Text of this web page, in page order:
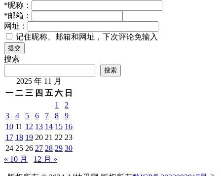
*昵称：
*邮箱：
网址：
记住昵称、邮箱和网址，下次评论免输入
提交
搜索
搜索
2025 年 11 月
一 二 三 四 五 六 日
1
2
3
4 5 6 7 8
9
10 11 12 13 14 15 16
17 18 19 20 21 22 23
24 25 26 27 28 29 30
« 10 月
12 月 »